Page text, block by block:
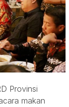
Provinsi
makan